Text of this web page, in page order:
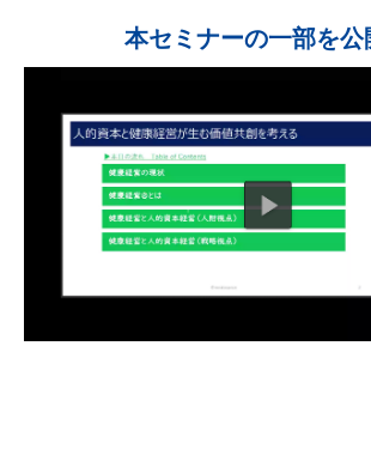
本セミナーの一部を公